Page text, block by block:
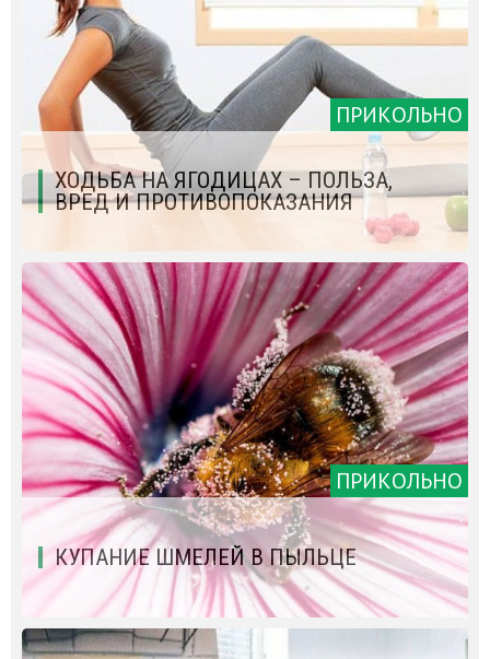
ПРИКОЛЬНО
ХОДЬБА НА ЯГОДИЦАХ – ПОЛЬЗА,
ВРЕД И ПРОТИВОПОКАЗАНИЯ
ПРИКОЛЬНО
КУПАНИЕ ШМЕЛЕЙ В ПЫЛЬЦЕ